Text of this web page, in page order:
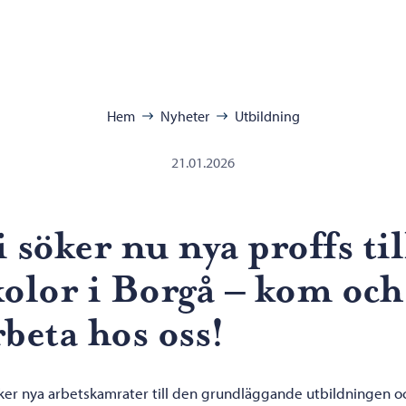
Hem Nyheter Utbildning
21.01.2026
söker nu nya proffs
i Borgå – kom och
hos oss!
nya arbetskamrater till den grundläggande utbildningen